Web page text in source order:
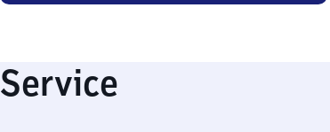
Service